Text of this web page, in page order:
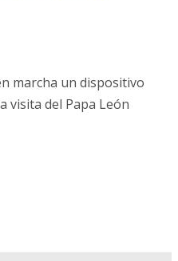
marcha un dispositivo
visita del Papa León